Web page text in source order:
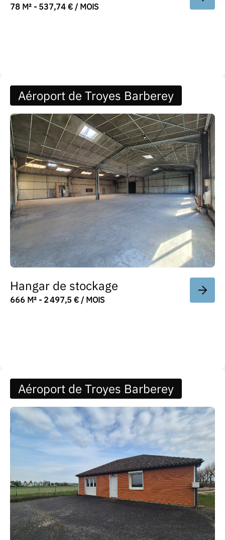
78 M² - 537,74 € / MOIS
Aéroport de Troyes Barberey
Hangar de stockage
666 M² - 2 497,5 € / MOIS
Aéroport de Troyes Barberey